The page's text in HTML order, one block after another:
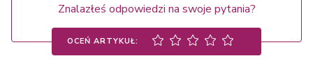
Znalazłeś odpowiedzi na swoje pytania?
OCEŃ ARTYKUŁ: